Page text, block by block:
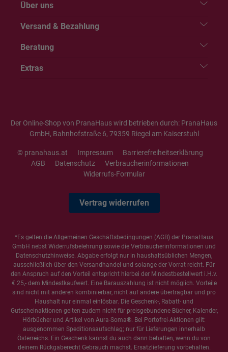
Über uns
Versand & Bezahlung
Beratung
Extras
Der Online-Shop von PranaHaus wird betrieben durch: PranaHaus
GmbH, Bahnhofstraße 6, 79359 Riegel am Kaiserstuhl
© pranahaus.at Impressum
Barrierefreiheitserklärung
AGB
Datenschutz
Verbraucherinformationen
Widerrufs-Formular
Vertrag widerrufen
*Es gelten die Allgemeinen Geschäftsbedingungen (AGB) der PranaHaus
GmbH nebst Widerrufsbelehrung sowie die Verbraucherinformationen und
Datenschutzhinweise. Abgabe erfolgt nur in haushaltsüblichen Mengen,
ausschließlich über den Versandhandel und solange der Vorrat reicht. Für
den Anspruch auf den Vorteil entspricht hierbei der Mindestbestellwert i.H.v.
€ 25,- dem Mindestkaufwert. Eine Barauszahlung ist nicht möglich. Vorteile
sind nicht mit anderen kombinierbar, nicht auf andere übertragbar und pro
Haushalt nur einmal einlösbar. Die Geschenk-, Rabatt- und
Gutscheinaktionen gelten zudem nicht für preisgebundene Bücher, Kalender,
Hörbücher und Artikel von Aura-Soma®. Bei Portofrei-Aktionen gilt:
ausgenommen Speditionsaufschlag; nur für Lieferungen innerhalb
Österreichs. Ein Geschenk kannst du auch dann behalten, wenn du von
deinem Rückgaberecht Gebrauch machst. Ersatzlieferung vorbehalten.